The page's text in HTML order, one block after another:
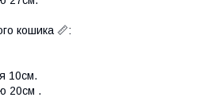
кошика 📏:
10см.
20см .